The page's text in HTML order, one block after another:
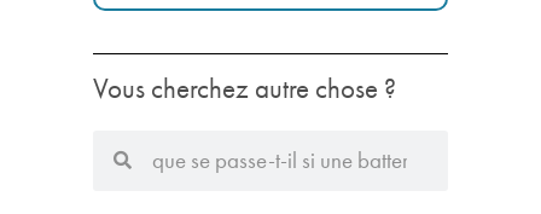
Vous cherchez autre chose ?